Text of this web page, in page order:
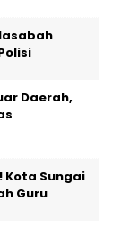
Daerah,
Kota Sungai
Guru